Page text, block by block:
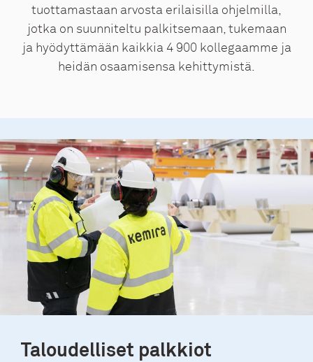
tuottamastaan arvosta erilaisilla ohjelmilla,
jotka on suunniteltu palkitsemaan, tukemaan
ja hyödyttämään kaikkia 4 900 kollegaamme ja
heidän osaamisensa kehittymistä.
Taloudelliset palkkiot